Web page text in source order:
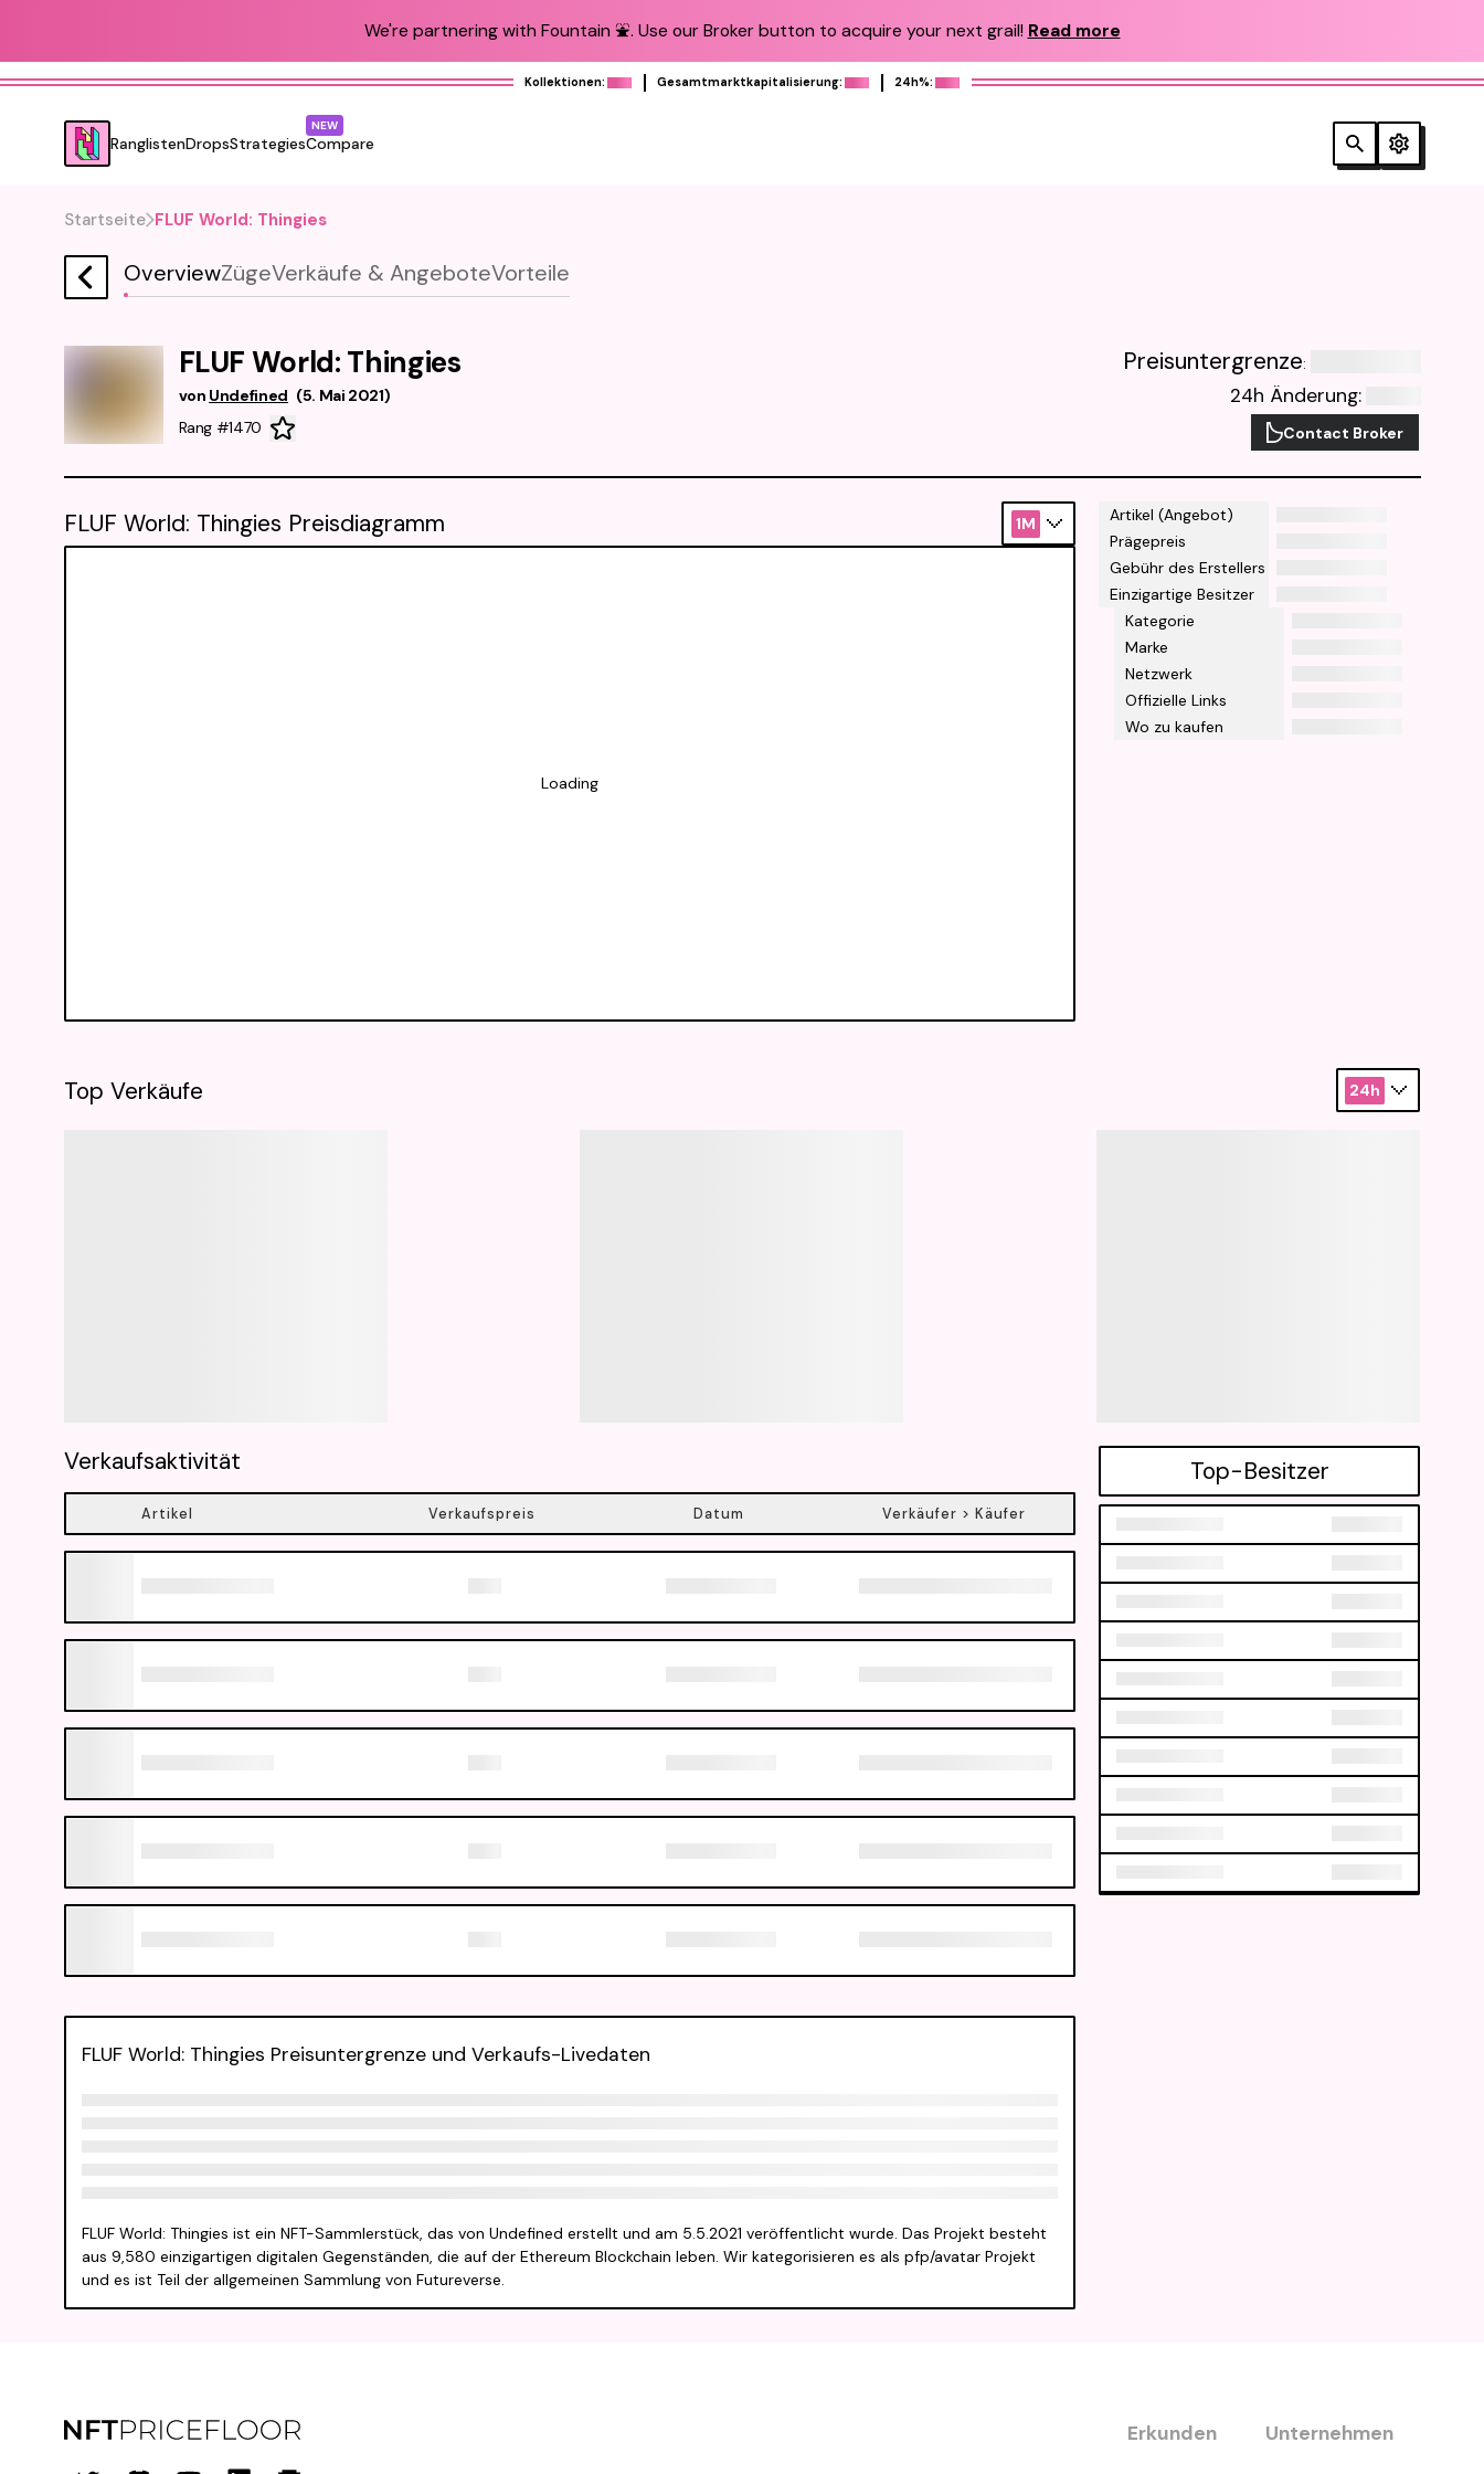
We're partnering with Fountain ⛲️. Use our Broker button to acquire your next grail! Read more
Kollektionen: Gesamtmarktkapitalisierung: 24h%:
RanglistenDropsStrategiesCompare
NEW
Startseite FLUF World: Thingies
OverviewZügeVerkäufe & AngeboteVorteile
FLUF World: Thingies
von Undefined (5. Mai 2021)
Rang #1470
Preisuntergrenze:
24h Änderung:
Contact Broker
FLUF World: Thingies Preisuntergrenze und Verkaufs-Livedaten
FLUF World: Thingies ist ein NFT-Sammlerstück, das von Undefined erstellt und am 5.5.2021 veröffentlicht wurde. Das Projekt besteht
aus 9,580 einzigartigen digitalen Gegenständen, die auf der Ethereum Blockchain leben. Wir kategorisieren es als pfp/avatar Projekt
und es ist Teil der allgemeinen Sammlung von Futureverse.
Artikel (Angebot)
Prägepreis
Gebühr des Erstellers
Einzigartige Besitzer
Kategorie
Marke
Netzwerk
Offizielle Links
Wo zu kaufen
FLUF World: Thingies Preisdiagramm 1M
Loading
Top Verkäufe 24h
Verkaufsaktivität
Artikel Verkaufspreis Datum Verkäufer > Käufer
Top-Besitzer
Erkunden Unternehmen